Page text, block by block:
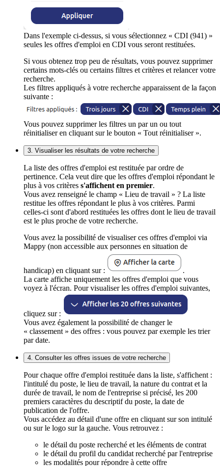
Dans l'exemple ci-dessus, si vous sélectionnez « CDI (941) »
seules les offres d'emploi en CDI vous seront restituées.
Si vous obtenez trop peu de résultats, vous pouvez supprimer
certains mots-clés ou certains filtres et critères et relancer votre
recherche.
Les filtres appliqués à votre recherche apparaissent de la façon
suivante :
Vous pouvez supprimer les filtres un par un ou tout
réinitialiser en cliquant sur le bouton « Tout réinitialiser ».
3. Visualiser les résultats de votre recherche
La liste des offres d'emploi est restituée par ordre de
pertinence. Cela veut dire que les offres d'emploi répondant le
plus à vos critères s'affichent en premier.
Vous avez renseigné le champ « Lieu de travail » ? La liste
restitue les offres répondant le plus à vos critères. Parmi
celles-ci sont d'abord restituées les offres dont le lieu de travail
est le plus proche de votre recherche.
Vous avez la possibilité de visualiser ces offres d'emploi via
Mappy (non accessible aux personnes en situation de
handicap) en cliquant sur :
.
La carte affiche uniquement les offres d'emploi que vous
voyez à l'écran. Pour visualiser les offres d'emploi suivantes,
cliquez sur :
Vous avez également la possibilité de changer le
« classement » des offres : vous pouvez par exemple les trier
par date.
4. Consulter les offres issues de votre recherche
Pour chaque offre d'emploi restituée dans la liste, s'affichent :
l'intitulé du poste, le lieu de travail, la nature du contrat et la
durée de travail, le nom de l'entreprise si précisé, les 200
premiers caractères du descriptif du poste, la date de
publication de l'offre.
Vous accédez au détail d'une offre en cliquant sur son intitulé
ou sur le logo sur la gauche. Vous retrouvez :
le détail du poste recherché et les éléments de contrat
le détail du profil du candidat recherché par l'entreprise
les modalités pour répondre à cette offre